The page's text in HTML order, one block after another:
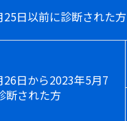
25日以前に診断された方
26日から2023年5月7
断された方